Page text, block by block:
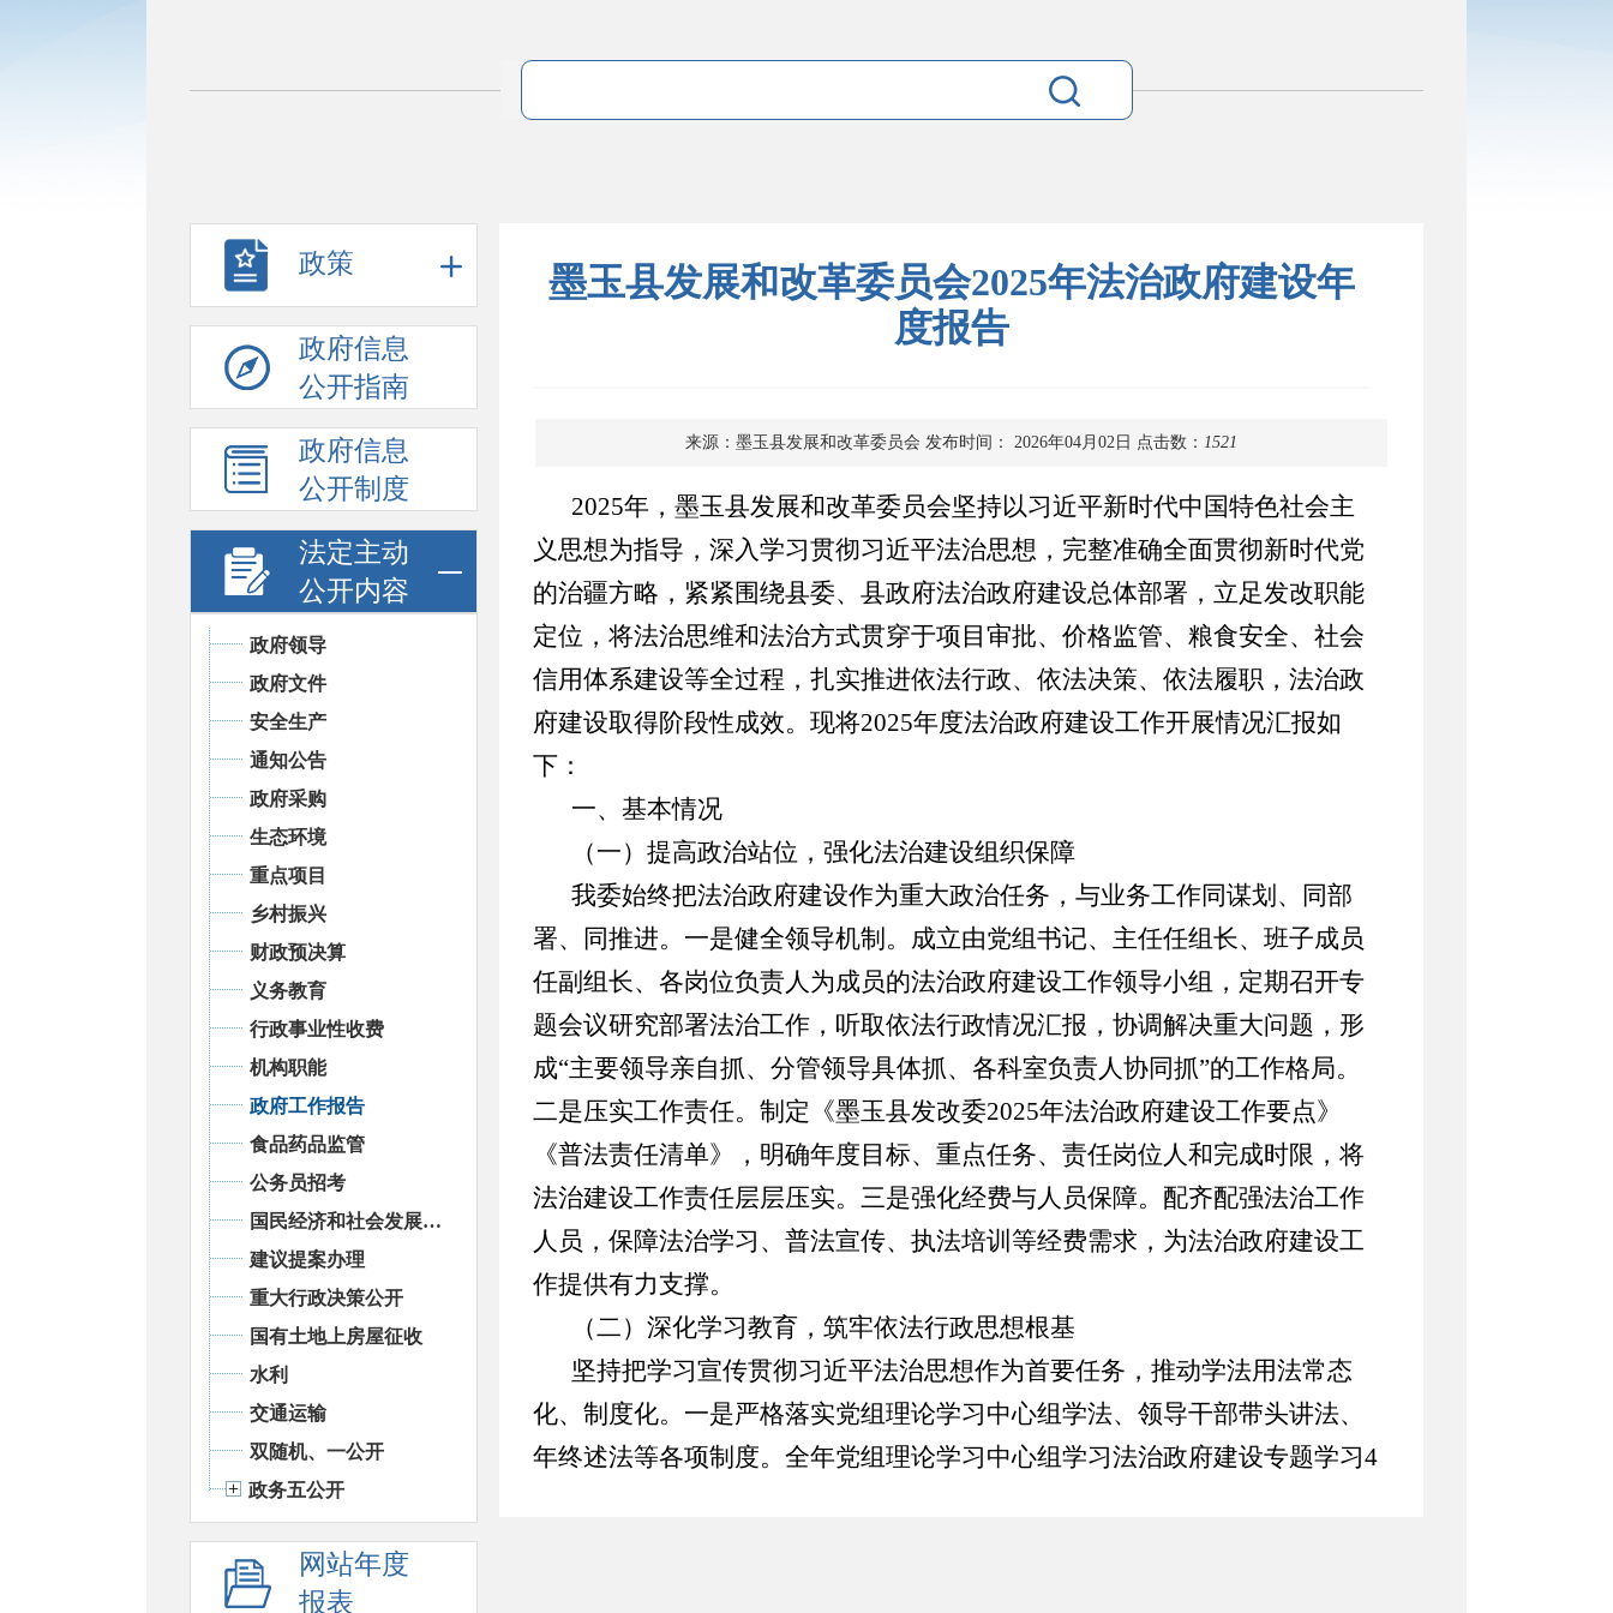
政策
政府信息
公开指南
政府信息
公开制度
法定主动
公开内容
政府领导
政府文件
安全生产
通知公告
政府采购
生态环境
重点项目
乡村振兴
财政预决算
义务教育
行政事业性收费
机构职能
政府工作报告
食品药品监管
公务员招考
国民经济和社会发展统计信息
建议提案办理
重大行政决策公开
国有土地上房屋征收
水利
交通运输
双随机、一公开
政务五公开
网站年度
报表
墨玉县发展和改革委员会2025年法治政府建设年
度报告
来源：墨玉县发展和改革委员会 发布时间： 2026年04月02日 点击数： 1521
2025年，墨玉县发展和改革委员会坚持以习近平新时代中国特色社会主
义思想为指导，深入学习贯彻习近平法治思想，完整准确全面贯彻新时代党
的治疆方略，紧紧围绕县委、县政府法治政府建设总体部署，立足发改职能
定位，将法治思维和法治方式贯穿于项目审批、价格监管、粮食安全、社会
信用体系建设等全过程，扎实推进依法行政、依法决策、依法履职，法治政
府建设取得阶段性成效。现将2025年度法治政府建设工作开展情况汇报如
下：
一、基本情况
（一）提高政治站位，强化法治建设组织保障
我委始终把法治政府建设作为重大政治任务，与业务工作同谋划、同部
署、同推进。 一是健全领导机制。成立由党组书记、主任任组长、班子成员
任副组长、各岗位负责人为成员的法治政府建设工作领导小组，定期召开专
题会议研究部署法治工作，听取依法行政情况汇报，协调解决重大问题，形
成“主要领导亲自抓、分管领导具体抓、各科室负责人协同抓”的工作格局。
二是压实工作责任。制定《墨玉县发改委2025年法治政府建设工作要点》
《普法责任清单》，明确年度目标、重点任务、责任岗位人和完成时限，将
法治建设工作责任层层压实。 三是强化经费与人员保障。配齐配强法治工作
人员，保障法治学习、普法宣传、执法培训等经费需求，为法治政府建设工
作提供有力支撑。
（二）深化学习教育，筑牢依法行政思想根基
坚持把学习宣传贯彻习近平法治思想作为首要任务，推动学法用法常态
化、制度化。 一是严格落实党组理论学习中心组学法、领导干部带头讲法、
年终述法等各项制度。全年党组理论学习中心组学习法治政府建设专题学习4